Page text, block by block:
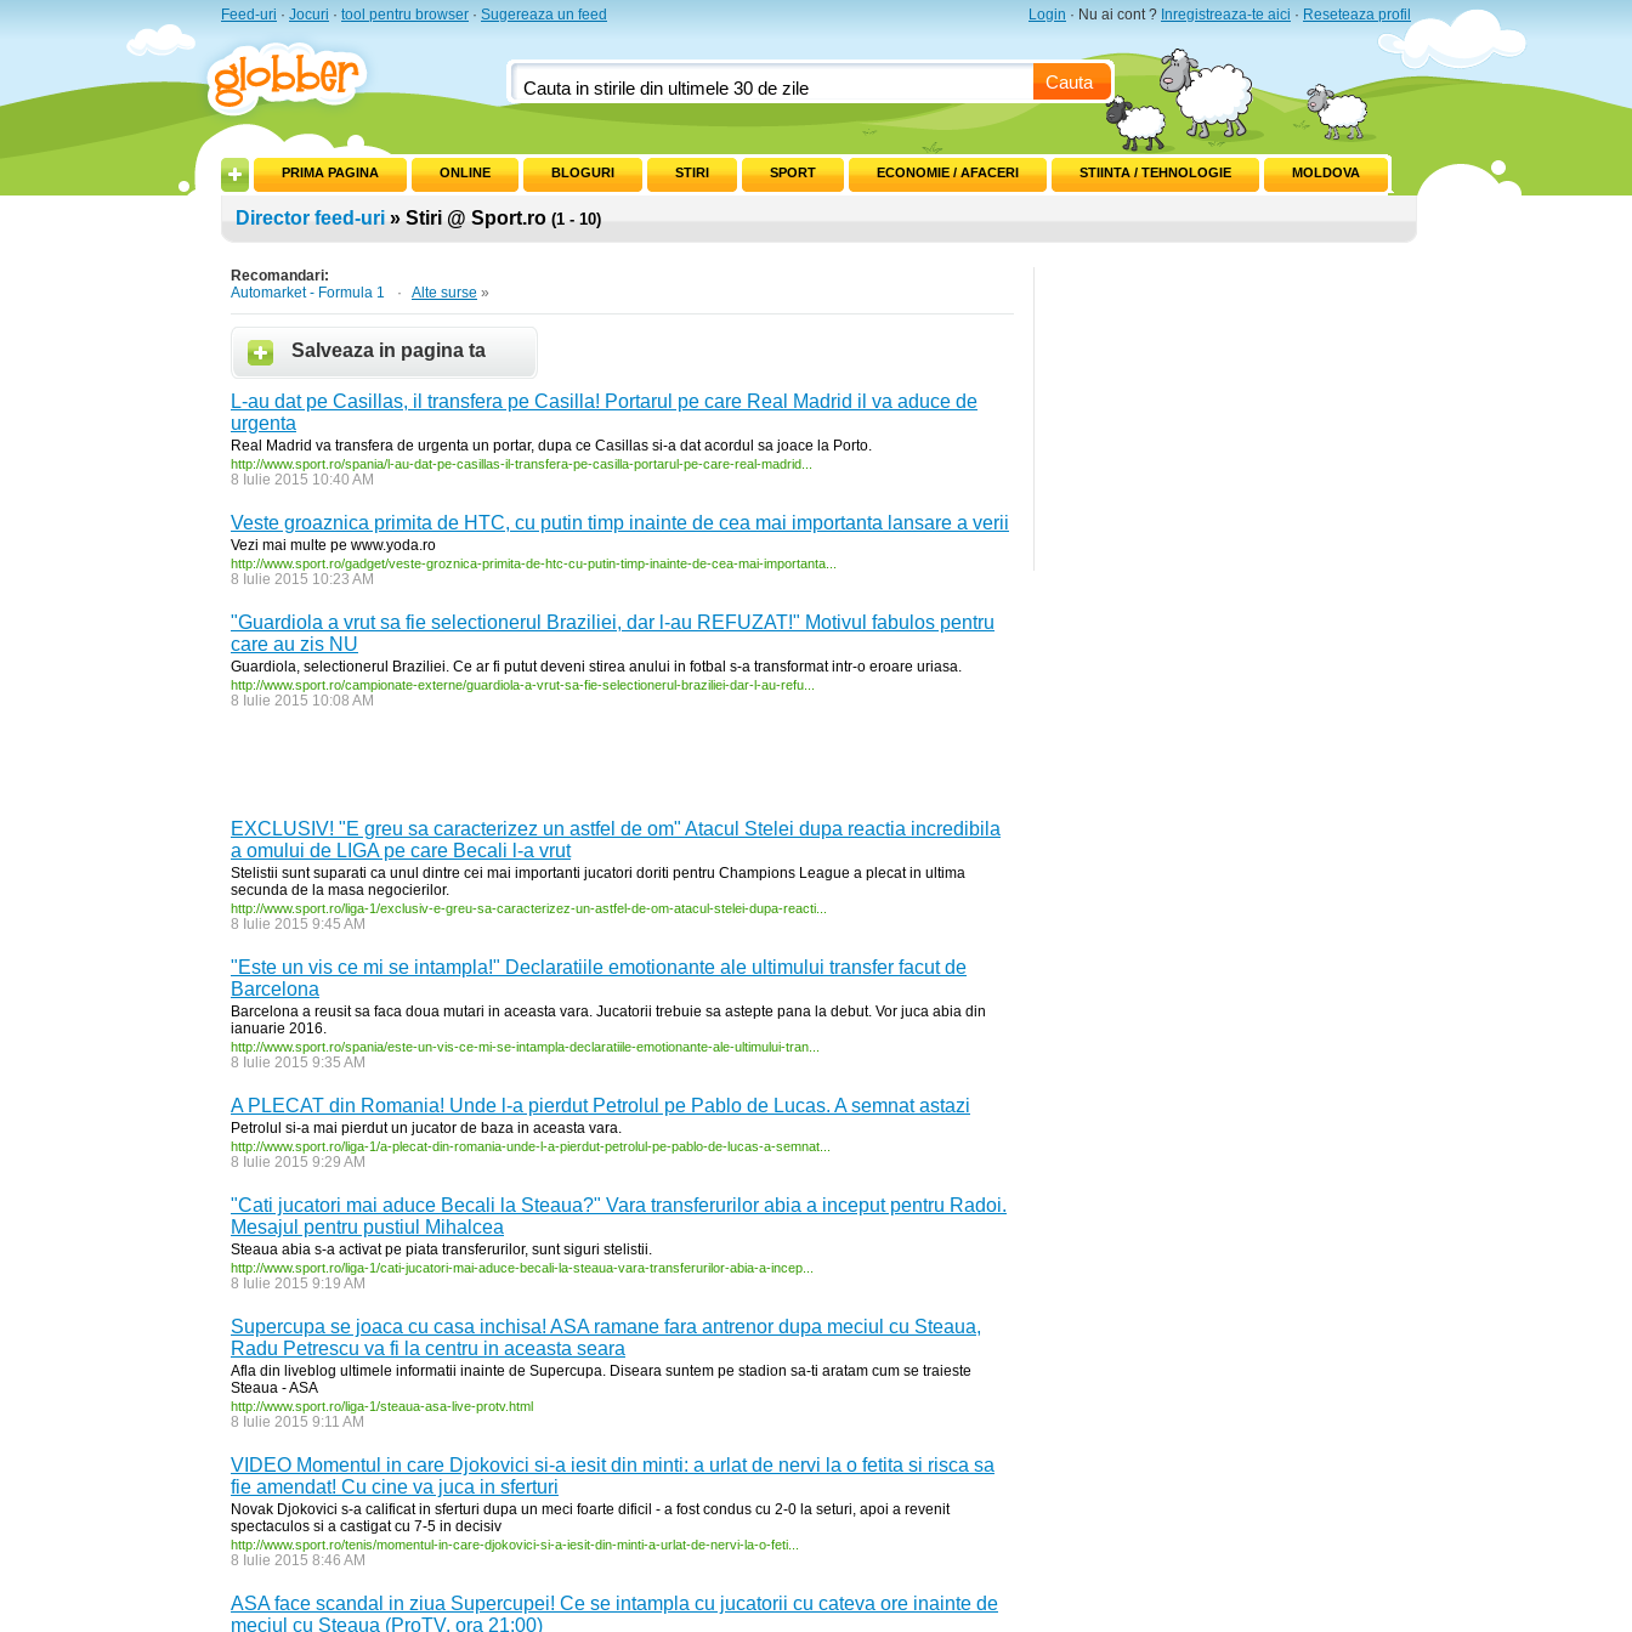
Feed-uri · Jocuri · tool pentru browser · Sugereaza un feed Login · Nu ai cont ? Inregistreaza-te aici · Reseteaza profil
Cauta
PRIMA PAGINA ONLINE BLOGURI STIRI SPORT ECONOMIE / AFACERI STIINTA / TEHNOLOGIE MOLDOVA
Director feed-uri » Stiri @ Sport.ro (1 - 10)
Recomandari:
Automarket - Formula 1
· Alte surse »
Salveaza in pagina ta
L-au dat pe Casillas, il transfera pe Casilla! Portarul pe care Real Madrid il va aduce de
urgenta
Real Madrid va transfera de urgenta un portar, dupa ce Casillas si-a dat acordul sa joace la Porto.
http://www.sport.ro/spania/l-au-dat-pe-casillas-il-transfera-pe-casilla-portarul-pe-care-real-madrid...
8 Iulie 2015 10:40 AM
Veste groaznica primita de HTC, cu putin timp inainte de cea mai importanta lansare a verii
Vezi mai multe pe www.yoda.ro
http://www.sport.ro/gadget/veste-groznica-primita-de-htc-cu-putin-timp-inainte-de-cea-mai-importanta...
8 Iulie 2015 10:23 AM
"Guardiola a vrut sa fie selectionerul Braziliei, dar l-au REFUZAT!" Motivul fabulos pentru
care au zis NU
Guardiola, selectionerul Braziliei. Ce ar fi putut deveni stirea anului in fotbal s-a transformat intr-o eroare uriasa.
http://www.sport.ro/campionate-externe/guardiola-a-vrut-sa-fie-selectionerul-braziliei-dar-l-au-refu...
8 Iulie 2015 10:08 AM
EXCLUSIV! "E greu sa caracterizez un astfel de om" Atacul Stelei dupa reactia incredibila
a omului de LIGA pe care Becali l-a vrut
Stelistii sunt suparati ca unul dintre cei mai importanti jucatori doriti pentru Champions League a plecat in ultima
secunda de la masa negocierilor.
http://www.sport.ro/liga-1/exclusiv-e-greu-sa-caracterizez-un-astfel-de-om-atacul-stelei-dupa-reacti...
8 Iulie 2015 9:45 AM
"Este un vis ce mi se intampla!" Declaratiile emotionante ale ultimului transfer facut de
Barcelona
Barcelona a reusit sa faca doua mutari in aceasta vara. Jucatorii trebuie sa astepte pana la debut. Vor juca abia din
ianuarie 2016.
http://www.sport.ro/spania/este-un-vis-ce-mi-se-intampla-declaratiile-emotionante-ale-ultimului-tran...
8 Iulie 2015 9:35 AM
A PLECAT din Romania! Unde l-a pierdut Petrolul pe Pablo de Lucas. A semnat astazi
Petrolul si-a mai pierdut un jucator de baza in aceasta vara.
http://www.sport.ro/liga-1/a-plecat-din-romania-unde-l-a-pierdut-petrolul-pe-pablo-de-lucas-a-semnat...
8 Iulie 2015 9:29 AM
"Cati jucatori mai aduce Becali la Steaua?" Vara transferurilor abia a inceput pentru Radoi.
Mesajul pentru pustiul Mihalcea
Steaua abia s-a activat pe piata transferurilor, sunt siguri stelistii.
http://www.sport.ro/liga-1/cati-jucatori-mai-aduce-becali-la-steaua-vara-transferurilor-abia-a-incep...
8 Iulie 2015 9:19 AM
Supercupa se joaca cu casa inchisa! ASA ramane fara antrenor dupa meciul cu Steaua,
Radu Petrescu va fi la centru in aceasta seara
Afla din liveblog ultimele informatii inainte de Supercupa. Diseara suntem pe stadion sa-ti aratam cum se traieste
Steaua - ASA
http://www.sport.ro/liga-1/steaua-asa-live-protv.html
8 Iulie 2015 9:11 AM
VIDEO Momentul in care Djokovici si-a iesit din minti: a urlat de nervi la o fetita si risca sa
fie amendat! Cu cine va juca in sferturi
Novak Djokovici s-a calificat in sferturi dupa un meci foarte dificil - a fost condus cu 2-0 la seturi, apoi a revenit
spectaculos si a castigat cu 7-5 in decisiv
http://www.sport.ro/tenis/momentul-in-care-djokovici-si-a-iesit-din-minti-a-urlat-de-nervi-la-o-feti...
8 Iulie 2015 8:46 AM
ASA face scandal in ziua Supercupei! Ce se intampla cu jucatorii cu cateva ore inainte de
meciul cu Steaua (ProTV, ora 21:00)